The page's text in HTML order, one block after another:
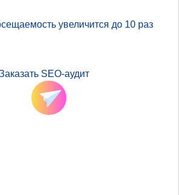
увеличится до 10 раз
SEO-аудит